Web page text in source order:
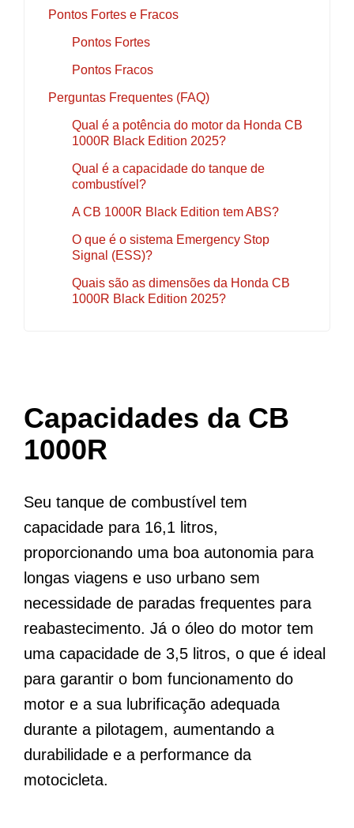
Pontos Fortes e Fracos
Pontos Fortes
Pontos Fracos
Perguntas Frequentes (FAQ)
Qual é a potência do motor da Honda CB
1000R Black Edition 2025?
Qual é a capacidade do tanque de
combustível?
A CB 1000R Black Edition tem ABS?
O que é o sistema Emergency Stop
Signal (ESS)?
Quais são as dimensões da Honda CB
1000R Black Edition 2025?
Capacidades da CB
1000R
Seu tanque de combustível tem
capacidade para 16,1 litros,
proporcionando uma boa autonomia para
longas viagens e uso urbano sem
necessidade de paradas frequentes para
reabastecimento. Já o óleo do motor tem
uma capacidade de 3,5 litros, o que é ideal
para garantir o bom funcionamento do
motor e a sua lubrificação adequada
durante a pilotagem, aumentando a
durabilidade e a performance da
motocicleta.